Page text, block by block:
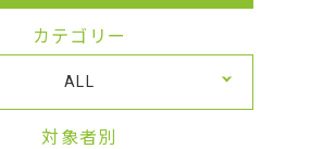
カテゴリー
ALL
対象者別